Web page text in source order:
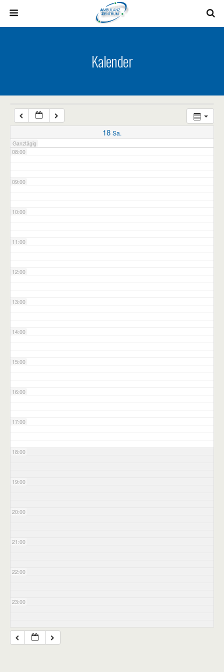
Kalender
18 Sa.
Ganztägig
07:00
08:00
09:00
10:00
11:00
12:00
13:00
14:00
15:00
16:00
17:00
18:00
19:00
20:00
21:00
22:00
23:00